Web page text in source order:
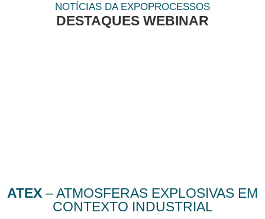
NOTÍCIAS DA EXPOPROCESSOS
DESTAQUES WEBINAR
ATEX – ATMOSFERAS EXPLOSIVAS EM
CONTEXTO INDUSTRIAL